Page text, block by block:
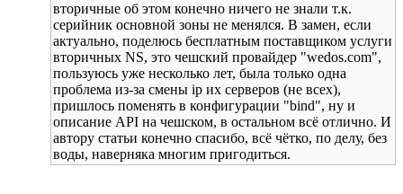
вторичные об этом конечно ничего не знали т.к.
серийник основной зоны не менялся. В замен, если
актуально, поделюсь бесплатным поставщиком услуги
вторичных NS, это чешский провайдер "wedos.com",
пользуюсь уже несколько лет, была только одна
проблема из-за смены ip их серверов (не всех),
пришлось поменять в конфигурации "bind", ну и
описание API на чешском, в остальном всё отлично. И
автору статьи конечно спасибо, всё чётко, по делу, без
воды, наверняка многим пригодиться.